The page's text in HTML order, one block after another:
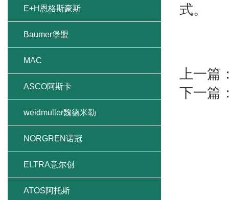
式。
上一篇
下一篇
E+H恩格斯豪斯
Baumer堡盟
MAC
ASCO阿斯卡
weidmuller魏德米勒
NORGREN诺冠
ELTRA意尔创
ATOS阿托斯